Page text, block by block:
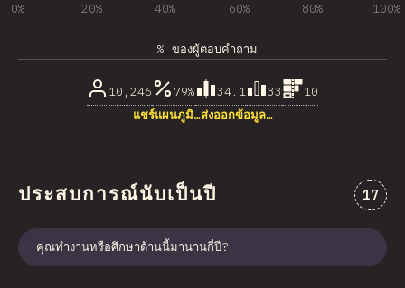
0% 20% 40% 60% 80% 100%
% ของผู้ตอบคำถาม
10,246 79% 34.1 33
10
แชร์แผนภูมิ…ส่งออกข้อมูล…
ประสบการณ์นับเป็นปี ความ
17
คุณทำงานหรือศึกษาด้านนี้มานานกี่ปี?